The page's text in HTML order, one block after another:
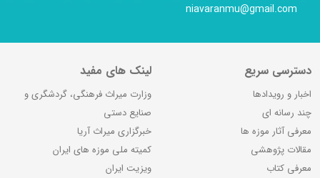
niavaranmu@gmail.com
دسترسی سریع
اخبار و رویدادها
چند رسانه ای
معرفی آثار موزه ها
مقالات پژوهشی
معرفی کتاب
لینک های مفید
وزارت میراث فرهنگی، گردشگری و
صنایع دستی
خبرگزاری میراث آریا
کمیته ملی موزه های ایران
ویزیت ایران